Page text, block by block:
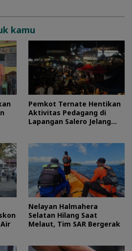
kamu
Pemkot Ternate Hentikan
Aktivitas Pedagang di
Lapangan Salero Jelang
Nelayan Halmahera
Selatan Hilang Saat
Melaut, Tim SAR Bergerak